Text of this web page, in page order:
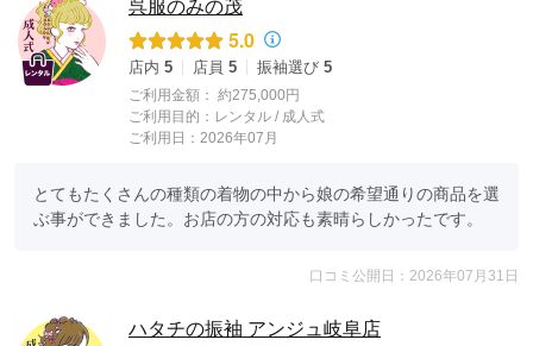
呉服のみの茂
5.0
店内 5 店員 5 振袖選び 5
ご利用金額： 約275,000円
ご利用目的： レンタル / 成人式
ご利用日：2026年07月
とてもたくさんの種類の着物の中から娘の希望通りの商品を選
ぶ事ができました。お店の方の対応も素晴らしかったです。
口コミ公開日：2026年07月31日
ハタチの振袖 アンジュ岐阜店